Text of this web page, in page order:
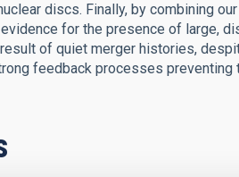
discs. Finally, by combining
for the presence of large,
of quiet merger histories,
feedback processes